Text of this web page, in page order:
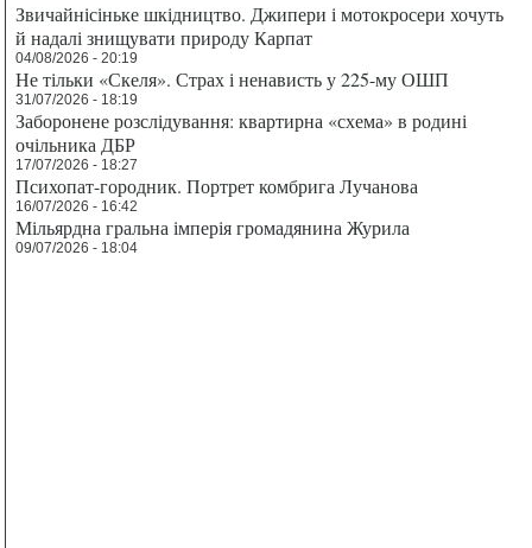
Звичайнісіньке шкідництво. Джипери і мотокросери хочуть
й надалі знищувати природу Карпат
04/08/2026 - 20:19
Не тільки «Скеля». Страх і ненависть у 225-му ОШП
31/07/2026 - 18:19
Заборонене розслідування: квартирна «схема» в родині
очільника ДБР
17/07/2026 - 18:27
Психопат-городник. Портрет комбрига Лучанова
16/07/2026 - 16:42
Мільярдна гральна імперія громадянина Журила
09/07/2026 - 18:04